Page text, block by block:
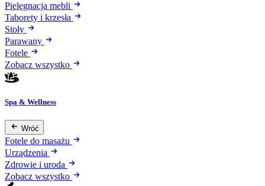
Pielęgnacja mebli
Taborety i krzesła
Stoły
Parawany
Fotele
Zobacz wszystko
Spa & Wellness
Wróć
Fotele do masażu
Urządzenia
Zdrowie i uroda
Zobacz wszystko